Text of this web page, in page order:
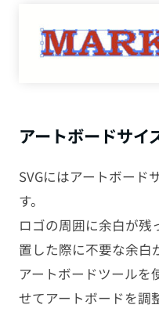
アートボードサイ
SVGにはアートボード
す。
ロゴの周囲に余白が残
置した際に不要な余白
アートボードツールを
せてアートボードを調